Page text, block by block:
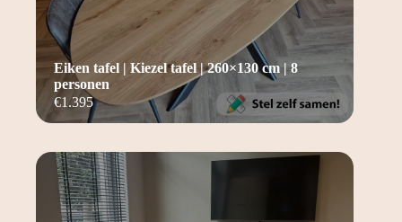
€1.395
Eiken tafel | Kiezel tafel | 260×130 cm | 8
personen